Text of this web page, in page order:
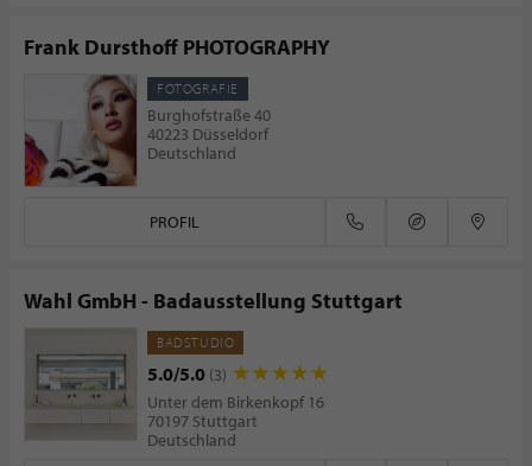
Frank Dursthoff PHOTOGRAPHY
FOTOGRAFIE
Burghofstraße 40
40223 Düsseldorf
Deutschland
PROFIL
Wahl GmbH - Badausstellung Stuttgart
BADSTUDIO
5.0/5.0 (3)
Unter dem Birkenkopf 16
70197 Stuttgart
Deutschland